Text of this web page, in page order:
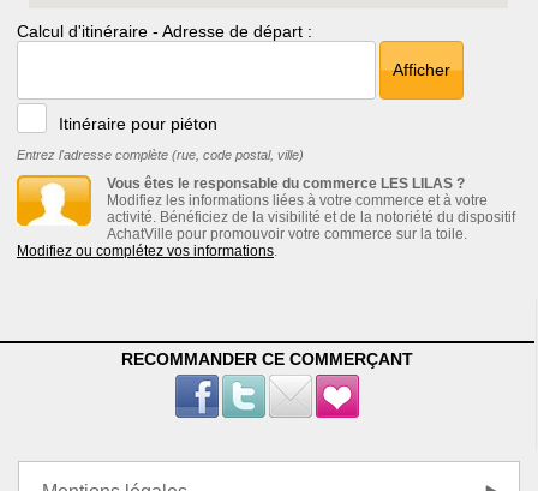
Calcul d'itinéraire - Adresse de départ :
Afficher
Itinéraire pour piéton
Entrez l'adresse complète (rue, code postal, ville)
Vous êtes le responsable du commerce LES LILAS ?
Modifiez les informations liées à votre commerce et à votre
activité. Bénéficiez de la visibilité et de la notoriété du dispositif
AchatVille pour promouvoir votre commerce sur la toile.
Modifiez ou complétez vos informations.
RECOMMANDER CE COMMERÇANT